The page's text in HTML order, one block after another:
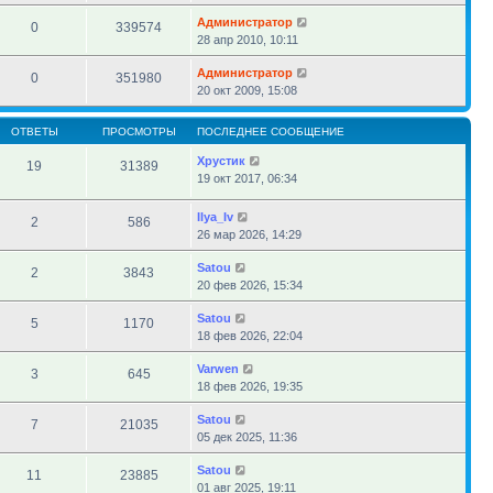
0 339574
Администратор
28 апр 2010, 10:11
0 351980
Администратор
20 окт 2009, 15:08
ОТВЕТЫ ПРОСМОТРЫ ПОСЛЕДНЕЕ СООБЩЕНИЕ
19 31389
Хрустик
19 окт 2017, 06:34
2 586
Ilya_Iv
26 мар 2026, 14:29
2 3843
Satou
20 фев 2026, 15:34
5 1170
Satou
18 фев 2026, 22:04
3 645
Varwen
18 фев 2026, 19:35
7 21035
Satou
05 дек 2025, 11:36
11 23885
Satou
01 авг 2025, 19:11